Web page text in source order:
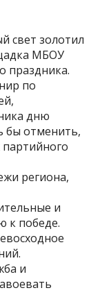
свет золотил
МБОУ
праздника.
по
дню
бы отменить,
региона,
и
к победе.
и